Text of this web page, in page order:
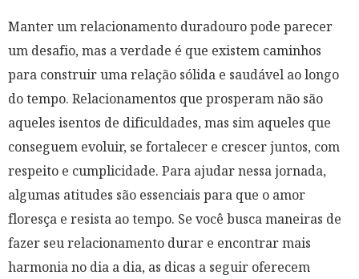
Manter um relacionamento duradouro pode parecer
um desafio, mas a verdade é que existem caminhos
para construir uma relação sólida e saudável ao longo
do tempo. Relacionamentos que prosperam não são
aqueles isentos de dificuldades, mas sim aqueles que
conseguem evoluir, se fortalecer e crescer juntos, com
respeito e cumplicidade. Para ajudar nessa jornada,
algumas atitudes são essenciais para que o amor
floresça e resista ao tempo. Se você busca maneiras de
fazer seu relacionamento durar e encontrar mais
harmonia no dia a dia, as dicas a seguir oferecem